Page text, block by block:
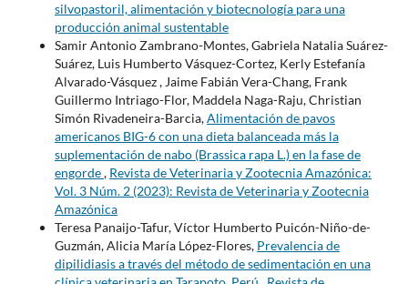
silvopastoril, alimentación y biotecnología para una
producción animal sustentable
Samir Antonio Zambrano-Montes, Gabriela Natalia Suárez-
Suárez, Luis Humberto Vásquez-Cortez, Kerly Estefanía
Alvarado-Vásquez , Jaime Fabián Vera-Chang, Frank
Guillermo Intriago-Flor, Maddela Naga-Raju, Christian
Simón Rivadeneira-Barcia,Alimentación de pavos
americanos BIG-6 con una dieta balanceada más la
suplementación de nabo (Brassica rapa L.) en la fase de
engorde, Revista de Veterinaria y Zootecnia Amazónica:
Vol. 3 Núm. 2 (2023): Revista de Veterinaria y Zootecnia
Amazónica
Teresa Panaijo-Tafur, Víctor Humberto Puicón-Niño-de-
Guzmán, Alicia María López-Flores, Prevalencia de
dipilidiasis a través del método de sedimentación en una